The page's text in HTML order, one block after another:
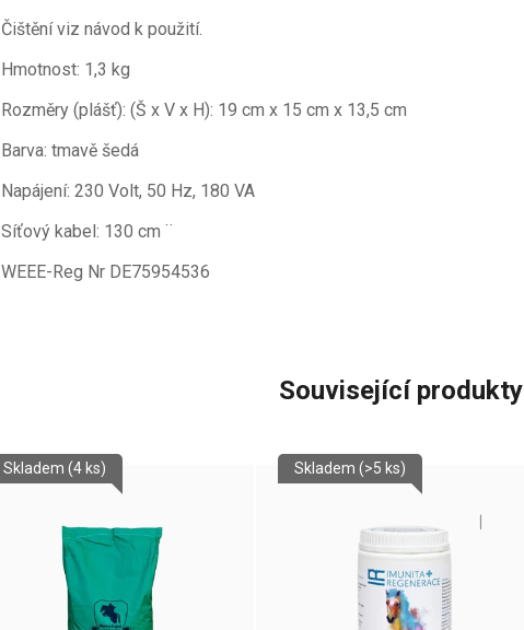
Čištění viz návod k použití.
Hmotnost: 1,3 kg
Rozměry (plášť): (Š x V x H): 19 cm x 15 cm x 13,5 cm
Barva: tmavě šedá
Napájení: 230 Volt, 50 Hz, 180 VA
Síťový kabel: 130 cm ¨
WEEE-Reg Nr DE75954536
Související produkty
Skladem (4 ks) Skladem (>5 ks)